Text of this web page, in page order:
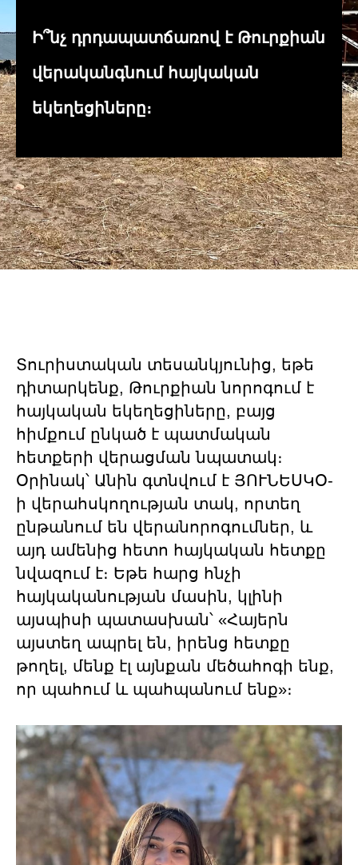
Ի՞նչ դրդապատճառով է Թուրքիան
վերականգնում հայկական
եկեղեցիները։
Տուրիստական տեսանկյունից, եթե
դիտարկենք, Թուրքիան նորոգում է
հայկական եկեղեցիները, բայց
հիմքում ընկած է պատմական
հետքերի վերացման նպատակ։
Օրինակ՝ Անին գտնվում է ՅՈՒՆԵՍԿՕ-
ի վերահսկողության տակ, որտեղ
ընթանում են վերանորոգումներ, և
այդ ամենից հետո հայկական հետքը
նվազում է։ Եթե հարց հնչի
հայկականության մասին, կլինի
այսպիսի պատասխան՝ «Հայերն
այստեղ ապրել են, իրենց հետքը
թողել, մենք էլ այնքան մեծահոգի ենք,
որ պահում և պահպանում ենք»։